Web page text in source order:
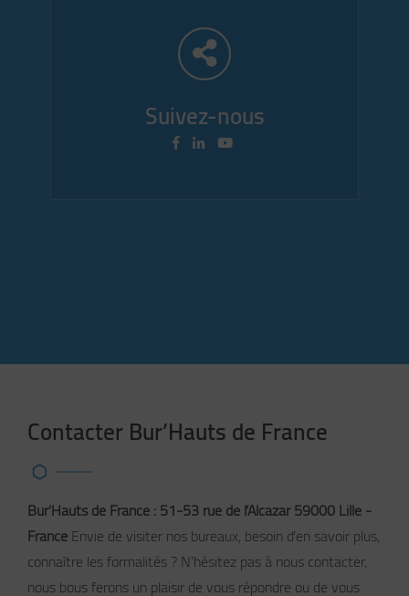
Suivez-nous
Contacter Bur’Hauts de France
Bur’Hauts de France : 51-53 rue de l’Alcazar 59000 Lille -
FranceEnvie de visiter nos bureaux, besoin d’en savoir plus,
connaître les formalités ? N’hésitez pas à nous contacter,
nous bous ferons un plaisir de vous répondre ou de vous